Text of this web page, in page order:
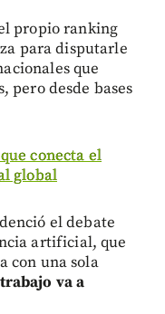
propio ranking
para disputarle
que
pero desde bases
conecta el
global
el debate
artificial, que
con una sola
va a